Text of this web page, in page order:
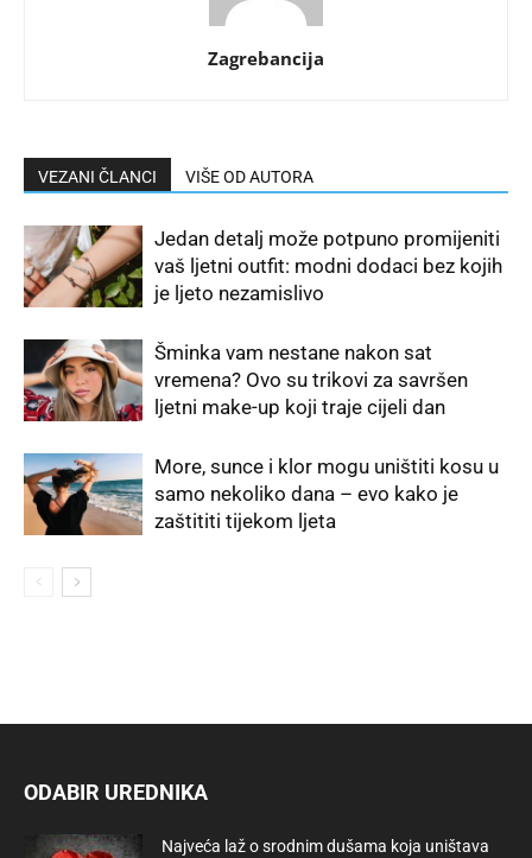
Zagrebancija
VEZANI ČLANCI VIŠE OD AUTORA
Jedan detalj može potpuno promijeniti
vaš ljetni outfit: modni dodaci bez kojih
je ljeto nezamislivo
Šminka vam nestane nakon sat
vremena? Ovo su trikovi za savršen
ljetni make-up koji traje cijeli dan
More, sunce i klor mogu uništiti kosu u
samo nekoliko dana – evo kako je
zaštititi tijekom ljeta
ODABIR UREDNIKA
Najveća laž o srodnim dušama koja uništava